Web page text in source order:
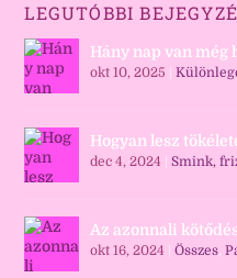
LEGUTÓBBI
Hány nap van még
okt 10, 2025 |
Hogyan lesz
dec 4, 2024 |Smink,
Az azonnali
okt 16, 2024 |Összes,